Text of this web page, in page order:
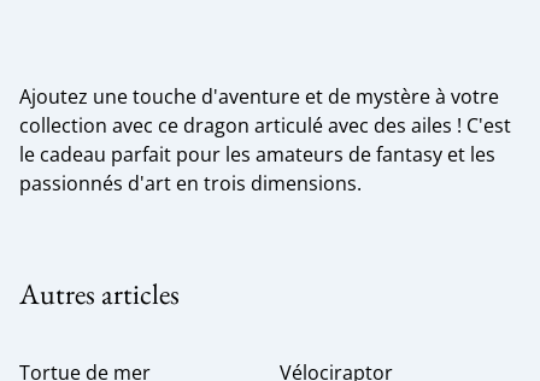
Ajoutez une touche d'aventure et de mystère à votre
collection avec ce dragon articulé avec des ailes ! C'est
le cadeau parfait pour les amateurs de fantasy et les
passionnés d'art en trois dimensions.
Autres articles
Tortue de mer
Vélociraptor